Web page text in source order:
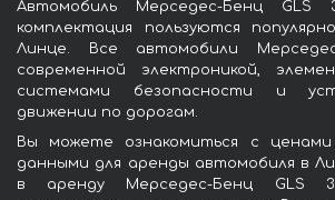
Автомобиль Мерседес-Бенц GLS
комплектация пользуются
Линце. Все автомобили
современной электроникой,
системами безопасности и
движении по дорогам.
Вы можете ознакомиться с
данными для аренды автомобиля в
в аренду Мерседес-Бенц GLS